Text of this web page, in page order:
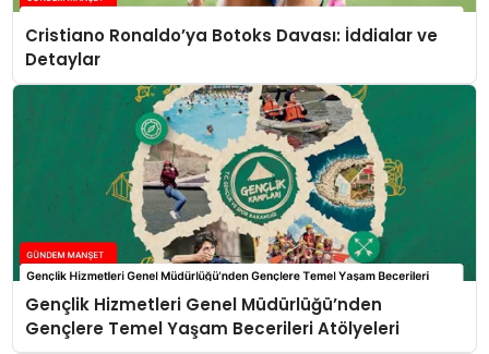
Cristiano Ronaldo’ya Botoks Davası: İddialar ve
Detaylar
Gençlik Hizmetleri Genel Müdürlüğü’nden
Gençlere Temel Yaşam Becerileri Atölyeleri